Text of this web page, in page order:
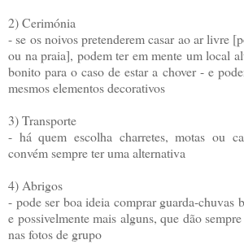
2) Cerimónia
- se os noivos pretenderem casar ao ar livre
ou na praia], podem ter em mente um local
bonito para o caso de estar a chover - e
mesmos elementos decorativos
3) Transporte
- há quem escolha charretes, motas ou
convém sempre ter uma alternativa
4) Abrigos
- pode ser boa ideia comprar guarda-chuvas
e possivelmente mais alguns, que dão
nas fotos de grupo